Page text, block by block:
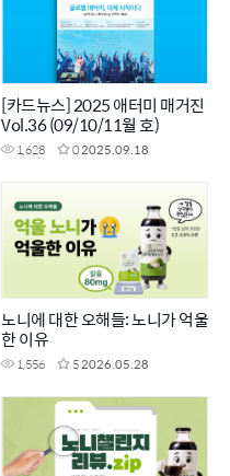
[카드뉴스] 2025 애터미 매거진
Vol.36 (09/10/11월 호)
1,628 02025.09.18
노니에 대한 오해들: 노니가 억울
한 이유
1,556 52026.05.28